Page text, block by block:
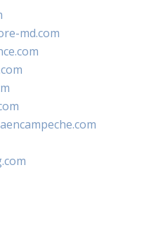
md.com